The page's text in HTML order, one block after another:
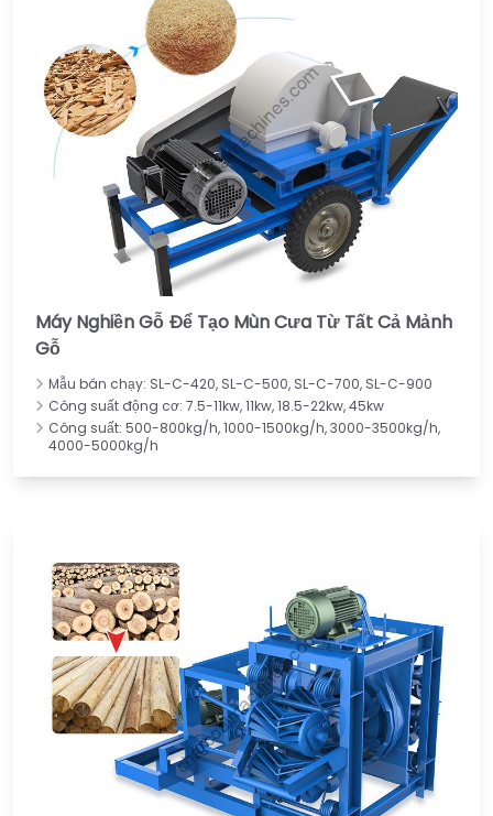
Máy Nghiền Gỗ Để Tạo Mùn Cưa Từ Tất Cả Mảnh
Gỗ
Mẫu bán chạy: SL-C-420, SL-C-500, SL-C-700, SL-C-900
Công suất động cơ: 7.5-11kw, 11kw, 18.5-22kw, 45kw
Công suất: 500-800kg/h, 1000-1500kg/h, 3000-3500kg/h,
4000-5000kg/h